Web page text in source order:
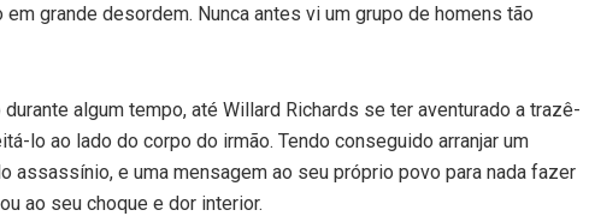
grande desordem. Nunca antes vi um grupo de homens tão
algum tempo, até Willard Richards se ter aventurado a trazê-
lo ao lado do corpo do irmão. Tendo conseguido arranjar um
assassínio, e uma mensagem ao seu próprio povo para nada fazer
ao seu choque e dor interior.